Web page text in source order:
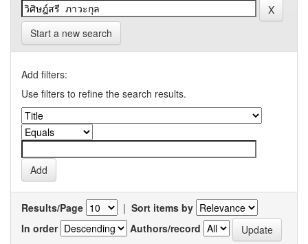
Start a new search
Add filters:
Use filters to refine the search results.
Results/Page | Sort items by
In order
Authors/record